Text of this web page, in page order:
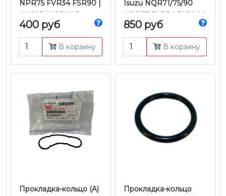
NPR75 FVR34 FSR90 |
4HG1/4HK1/6HK1
Е-2/3/4/5 4-6HK | JMC
400 руб
В корзину
Isuzu NQR71/75/90
NPR75 FVR34 FSR90 |
4HG1/4HK1/6HK1
Е-2/3/4/5 | Оригинал
850 руб
В корзину
Прокладка-кольцо (A)
Прокладка-кольцо